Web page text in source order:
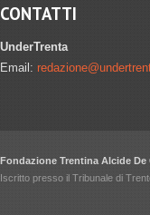
CONTATTI
UnderTrenta
Email:
Fondazione Trentina Alcide De
Iscritto presso il Tribunale di